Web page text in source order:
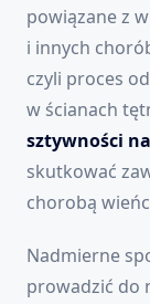
powiązane z
i innych
czyli proces
w ścianach
sztywności
skutkować
chorobą
Nadmierne
prowadzić do